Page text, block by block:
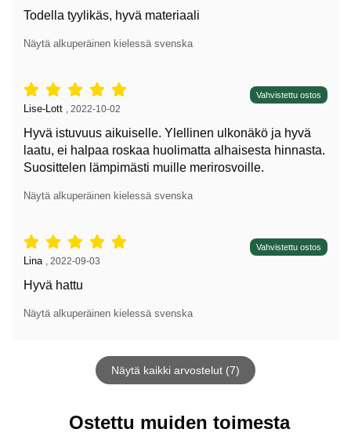
Todella tyylikäs, hyvä materiaali
Näytä alkuperäinen kielessä svenska
Arvostelu: 5 tähdet / 5, Vahvistettu ostos
Arvostelun kirjoittaja:
Lise-Lott 2022-10-02
Hyvä istuvuus aikuiselle. Ylellinen ulkonäkö ja hyvä
laatu, ei halpaa roskaa huolimatta alhaisesta hinnasta.
Suosittelen lämpimästi muille merirosvoille.
Näytä alkuperäinen kielessä svenska
Arvostelu: 5 tähdet / 5, Vahvistettu ostos
Arvostelun kirjoittaja:
Lina 2022-09-03
Hyvä hattu
Näytä alkuperäinen kielessä svenska
Näytä kaikki arvostelut (7)
Ostettu muiden toimesta